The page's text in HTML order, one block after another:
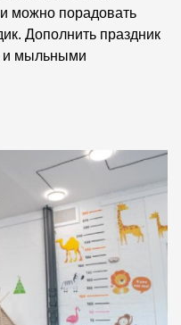
можно порадовать
Дополнить праздник
и мыльными